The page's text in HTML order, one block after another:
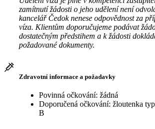
zamítnutí žádosti o jeho udělení není
kancelář Čedok nenese odpovědnost za
víza. Klientům doporučujeme podávat
dostatečným předstihem a k žádosti
požadované dokumenty.
Zdravotní informace a požadavky
Povinná očkování: žádná
Doporučená očkování: žloutenka
B